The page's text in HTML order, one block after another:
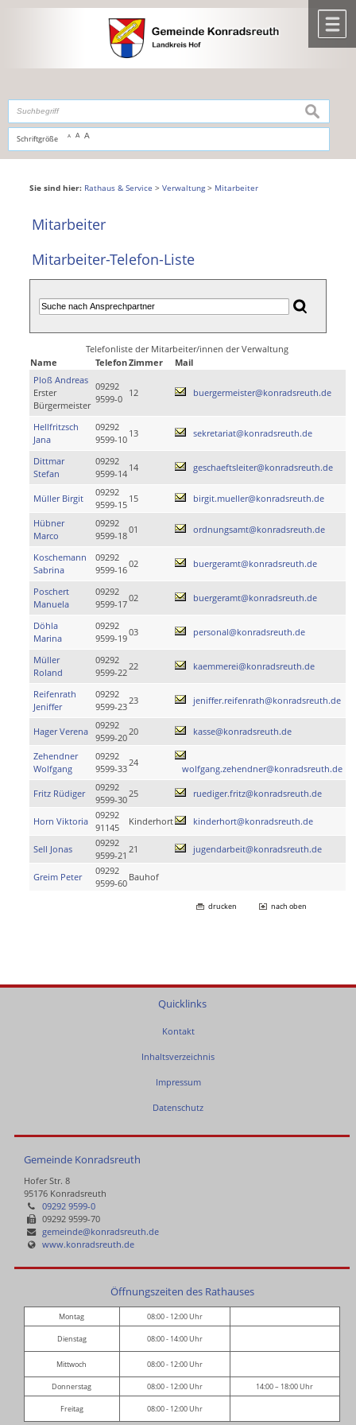
,zur Navigationoderzur Startseitespringen.
Schriftgröße A A A
suchen
Sie sind hier: Rathaus & Service > Verwaltung> Mitarbeiter
Mitarbeiter
Mitarbeiter-Telefon-Liste
Telefonliste der Mitarbeiter/innen der Verwaltung
Name
TelefonZimmer
Mail
Ploß Andreas
Erster
Bürgermeister
09292
9599-0
12 buergermeister@konradsreuth.de
Hellfritzsch
Jana
09292
9599-10
13 sekretariat@konradsreuth.de
Dittmar
Stefan
09292
9599-14
14 geschaeftsleiter@konradsreuth.de
Müller Birgit
09292
9599-15
15 birgit.mueller@konradsreuth.de
Hübner
Marco
09292
9599-18
01 ordnungsamt@konradsreuth.de
Koschemann
Sabrina
09292
9599-16
02 buergeramt@konradsreuth.de
Poschert
Manuela
09292
9599-17
02 buergeramt@konradsreuth.de
Döhla
Marina
09292
9599-19
03 personal@konradsreuth.de
Müller
Roland
09292
9599-22
22 kaemmerei@konradsreuth.de
Reifenrath
Jeniffer
09292
9599-23
23 jeniffer.reifenrath@konradsreuth.de
Hager Verena
09292
9599-20
20 kasse@konradsreuth.de
Zehendner
Wolfgang
09292
9599-33
24
wolfgang.zehendner@konradsreuth.de
Fritz Rüdiger
09292
9599-30
25 ruediger.fritz@konradsreuth.de
Horn Viktoria
09292
91145
Kinderhort kinderhort@konradsreuth.de
Sell Jonas
09292
9599-21
21 jugendarbeit@konradsreuth.de
Greim Peter
09292
9599-60
Bauhof
drucken nach oben
Quicklinks
Kontakt
Inhaltsverzeichnis
Impressum
Datenschutz
Gemeinde Konradsreuth
Hofer Str. 8
95176 Konradsreuth
09292 9599-0
09292 9599-70
gemeinde@konradsreuth.de
www.konradsreuth.de
Öffnungszeiten des Rathauses
Montag 08:00 - 12:00 Uhr
Dienstag 08:00 - 14:00 Uhr
Mittwoch 08:00 - 12:00 Uhr
Donnerstag 08:00 - 12:00 Uhr 14:00 – 18:00 Uhr
Freitag 08:00 - 12:00 Uhr